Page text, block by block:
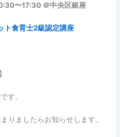
〜17:30 ＠中央区銀座
ト食育士2級認定講座
】
す。
りましたらお知らせします。